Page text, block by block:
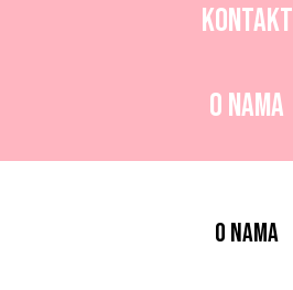
Kontakt
O nama
O nama